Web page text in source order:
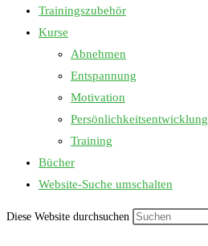
Trainingszubehör
Kurse
Abnehmen
Entspannung
Motivation
Persönlichkeitsentwicklung
Training
Bücher
Website-Suche umschalten
Diese Website durchsuchen